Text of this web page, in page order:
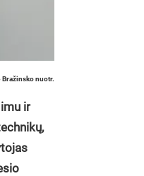
Bražinsko nuotr.
ir